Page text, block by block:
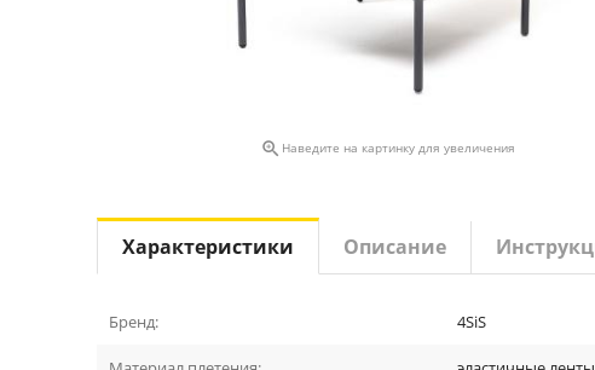
 Наведите на картинку для увеличения
Характеристики Описание
Бренд: 4SiS